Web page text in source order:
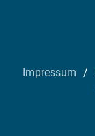
Impressum